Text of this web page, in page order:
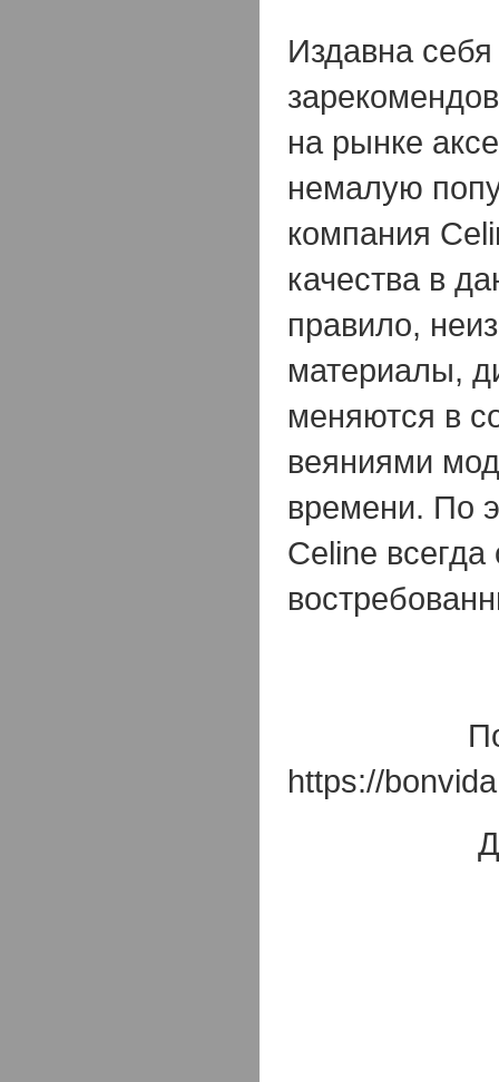
Издавна
на рынке
немалую
компания
качества в
правило,
материалы,
меняются в
веяниями
времени. По
Celine всегда
https://